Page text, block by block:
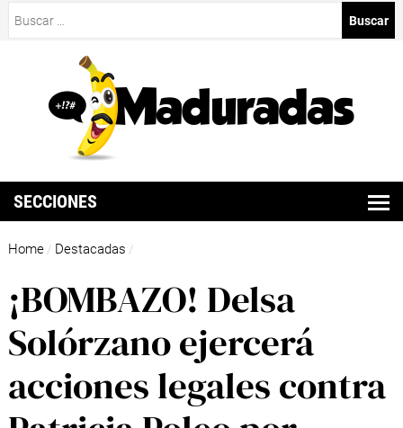
SECCIONES
Home / Destacadas /
¡BOMBAZO! Delsa
Solórzano ejercerá
acciones legales contra